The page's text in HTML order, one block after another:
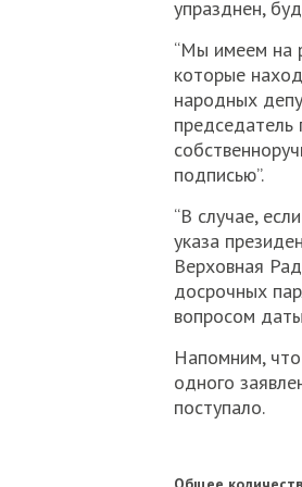
упразднен,
“Мы имеем на
которые
народных
председатель
подписью”.
“В случае,
указа
Верховная
досрочных
вопросом
Напомним,
одного
поступало.